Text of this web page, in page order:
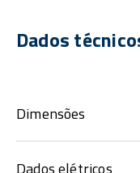
Dados
Dimensões
Dados elétricos